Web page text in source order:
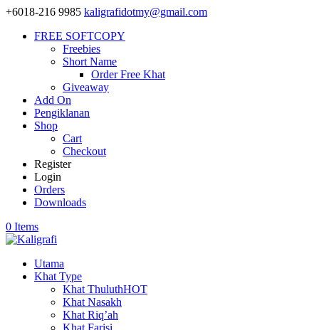
+6018-216 9985 kaligrafidotmy@gmail.com
FREE SOFTCOPY
Freebies
Short Name
Order Free Khat
Giveaway
Add On
Pengiklanan
Shop
Cart
Checkout
Register
Login
Orders
Downloads
0 Items
Utama
Khat Type
Khat ThuluthHOT
Khat Nasakh
Khat Riq’ah
Khat Farisi